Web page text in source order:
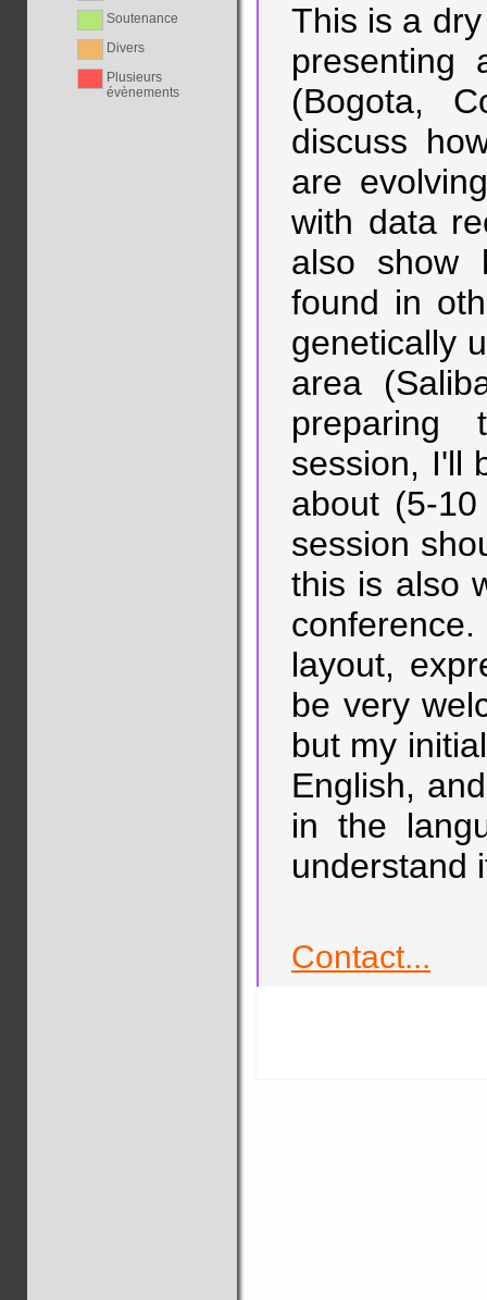
Soutenance
Divers
Plusieurs
évènements
This is a
presenting
(Bogota,
discuss
are
with data
also show
found in
genetically
area
session, I'll
about (5-
session
this is also
layout,
be very
but my
English,
in the
understand
Contact...